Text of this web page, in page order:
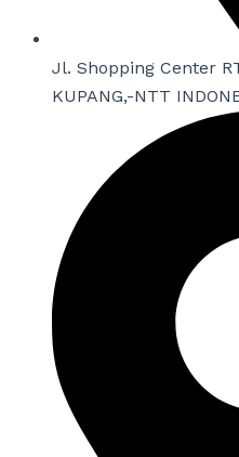
Jl. Shopping Center
KUPANG,-NTT